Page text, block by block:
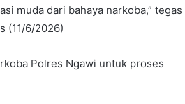
muda dari bahaya narkoba,” tegas
(11/6/2026)
Polres Ngawi untuk proses